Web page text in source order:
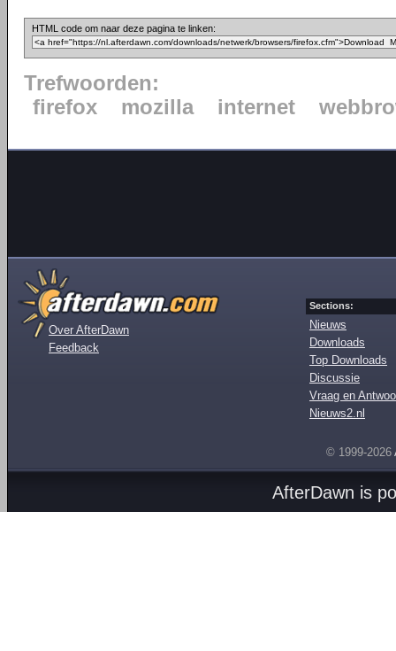
HTML code om naar deze pagina te linken:
Trefwoorden:
firefox
mozilla internet
Over AfterDawn
Feedback
Sections:
Nieuws
Downloads
Top Downloads
Discussie
Vraag en
Nieuws2.nl
© 1999-2026
AfterDawn is